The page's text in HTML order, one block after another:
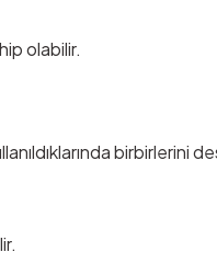
olabilir.
birbirlerini